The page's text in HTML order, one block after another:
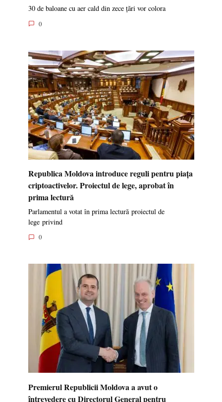
30 de baloane cu aer cald din zece țări vor colora
0
Republica Moldova introduce reguli pentru piața
criptoactivelor. Proiectul de lege, aprobat în
prima lectură
Parlamentul a votat în prima lectură proiectul de
lege privind
0
Premierul Republicii Moldova a avut o
întrevedere cu Directorul General pentru